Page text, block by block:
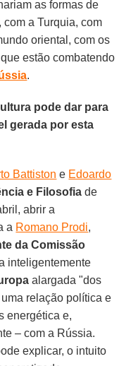
as formas de
a Turquia, com
oriental, com os
estão combatendo
.
pode dar para
gerada por esta
Battiston e Edoardo
e Filosofia de
abrir a
a Romano Prodi,
da Comissão
inteligentemente
alargada "dos
relação política e
energética e,
– com a Rússia.
explicar, o intuito